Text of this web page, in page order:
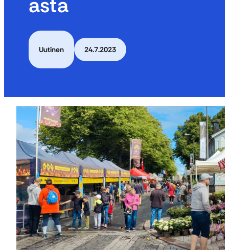
Uutinen 24.7.2023